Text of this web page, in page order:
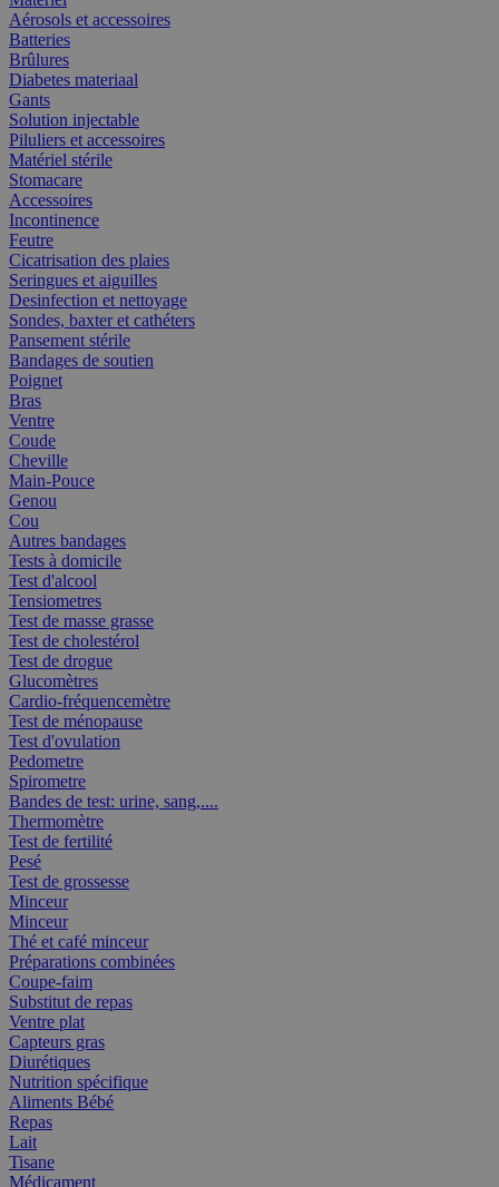
Aérosols et accessoires
Batteries
Brûlures
Diabetes materiaal
Gants
Solution injectable
Piluliers et accessoires
Matériel stérile
Stomacare
Accessoires
Incontinence
Feutre
Cicatrisation des plaies
Seringues et aiguilles
Desinfection et nettoyage
Sondes, baxter et cathéters
Pansement stérile
Bandages de soutien
Poignet
Bras
Ventre
Coude
Cheville
Main-Pouce
Genou
Cou
Autres bandages
Tests à domicile
Test d'alcool
Tensiometres
Test de masse grasse
Test de cholestérol
Test de drogue
Glucomètres
Cardio-fréquencemètre
Test de ménopause
Test d'ovulation
Pedometre
Spirometre
Bandes de test: urine, sang,....
Thermomètre
Test de fertilité
Pesé
Test de grossesse
Minceur
Minceur
Thé et café minceur
Préparations combinées
Coupe-faim
Substitut de repas
Ventre plat
Capteurs gras
Diurétiques
Nutrition spécifique
Aliments Bébé
Repas
Lait
Tisane
Médicament